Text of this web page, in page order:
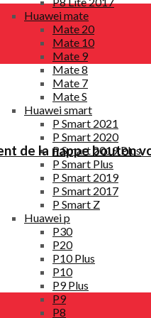
Huawei mate
Mate 20
Mate 10
Mate 9
Mate 8
Mate 7
Mate S
Huawei smart
P Smart 2021
P Smart 2020
P Smart 2019 Plus
P Smart Plus
P Smart 2019
P Smart 2017
P Smart Z
Huawei p
P30
P20
P10 Plus
P10
P9 Plus
P9
P8
de la nappe bouton